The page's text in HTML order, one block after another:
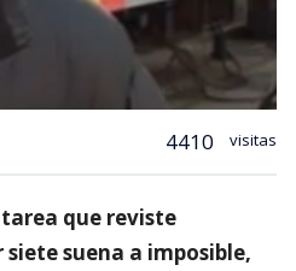
4410 visitas
que reviste
suena a imposible,